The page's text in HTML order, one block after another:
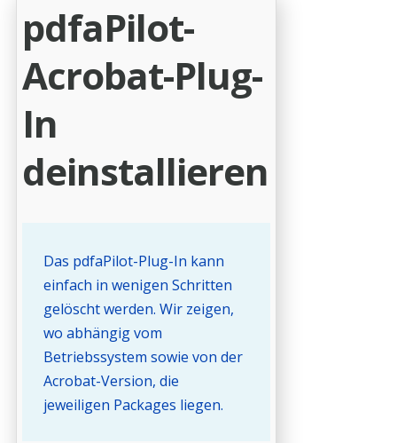
pdfaPilot-
Acrobat-Plug-
In
deinstallieren
Das pdfaPilot-Plug-In kann
einfach in wenigen Schritten
gelöscht werden. Wir zeigen,
wo abhängig vom
Betriebssystem sowie von der
Acrobat-Version, die
jeweiligen Packages liegen.